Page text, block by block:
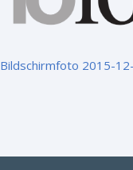
Bildschirmfoto 2015-